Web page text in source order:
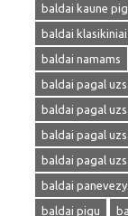
baldai kaune
baldai klasikiniai
baldai namams
baldai pagal
baldai pagal
baldai pagal
baldai pagal
baldai
baldai pigu